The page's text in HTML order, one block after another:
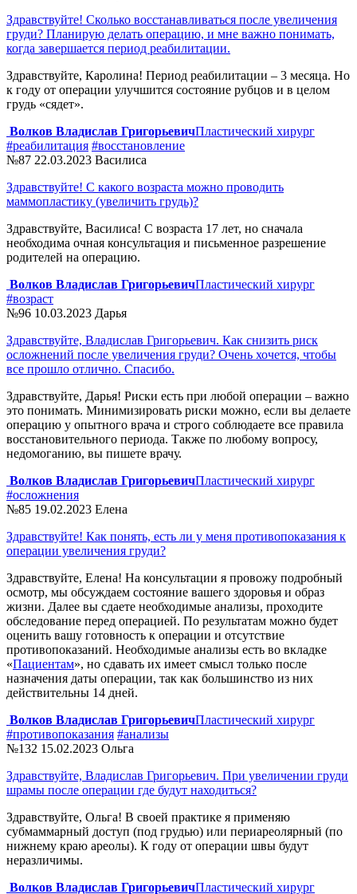
Здравствуйте! Сколько восстанавливаться после увеличения
груди? Планирую делать операцию, и мне важно понимать,
когда завершается период реабилитации.
Здравствуйте, Каролина! Период реабилитации – 3 месяца. Но
к году от операции улучшится состояние рубцов и в целом
грудь «сядет».
Волков Владислав ГригорьевичПластический хирург
#реабилитация #восстановление
№87 22.03.2023 Василиса
Здравствуйте! С какого возраста можно проводить
маммопластику (увеличить грудь)?
Здравствуйте, Василиса! С возраста 17 лет, но сначала
необходима очная консультация и письменное разрешение
родителей на операцию.
Волков Владислав ГригорьевичПластический хирург
#возраст
№96 10.03.2023 Дарья
Здравствуйте, Владислав Григорьевич. Как снизить риск
осложнений после увеличения груди? Очень хочется, чтобы
все прошло отлично. Спасибо.
Здравствуйте, Дарья! Риски есть при любой операции – важно
это понимать. Минимизировать риски можно, если вы делаете
операцию у опытного врача и строго соблюдаете все правила
восстановительного периода. Также по любому вопросу,
недомоганию, вы пишете врачу.
Волков Владислав ГригорьевичПластический хирург
#осложнения
№85 19.02.2023 Елена
Здравствуйте! Как понять, есть ли у меня противопоказания к
операции увеличения груди?
Здравствуйте, Елена! На консультации я провожу подробный
осмотр, мы обсуждаем состояние вашего здоровья и образ
жизни. Далее вы сдаете необходимые анализы, проходите
обследование перед операцией. По результатам можно будет
оценить вашу готовность к операции и отсутствие
противопоказаний. Необходимые анализы есть во вкладке
«Пациентам», но сдавать их имеет смысл только после
назначения даты операции, так как большинство из них
действительны 14 дней.
Волков Владислав ГригорьевичПластический хирург
#противопоказания #анализы
№132 15.02.2023 Ольга
Здравствуйте, Владислав Григорьевич. При увеличении груди
шрамы после операции где будут находиться?
Здравствуйте, Ольга! В своей практике я применяю
субмаммарный доступ (под грудью) или периареолярный (по
нижнему краю ареолы). К году от операции швы будут
неразличимы.
Волков Владислав ГригорьевичПластический хирург